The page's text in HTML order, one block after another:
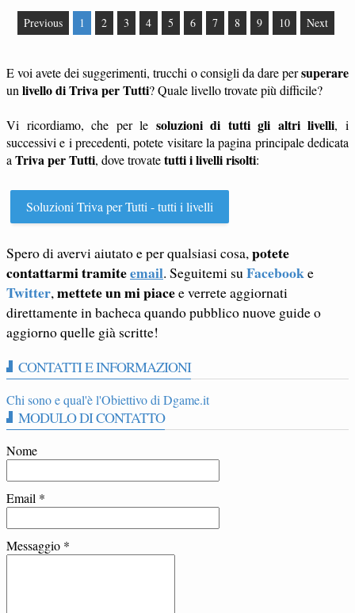
Previous 1 2 3 4 5 6 7 8 9 10 Next
E voi avete dei suggerimenti, trucchi o consigli da dare persuperare
un livello di Triva per Tutti? Quale livello trovate più difficile?
Vi ricordiamo, che per le soluzioni di tutti gli altri livelli, i
successivi e i precedenti, potete visitare la pagina principale dedicata
a Triva per Tutti, dove trovatetutti i livelli risolti:
Soluzioni Triva per Tutti - tutti i livelli
Spero di avervi aiutato e per qualsiasi cosa,potete
contattarmi tramiteemail. Seguitemi suFacebooke
Twitter,mettete un mi piacee verrete aggiornati
direttamente in bacheca quando pubblico nuove guide o
aggiorno quelle già scritte!
CONTATTI E INFORMAZIONI
Chi sono e qual'è l'Obiettivo di Dgame.it
MODULO DI CONTATTO
Nome
Email *
Messaggio *